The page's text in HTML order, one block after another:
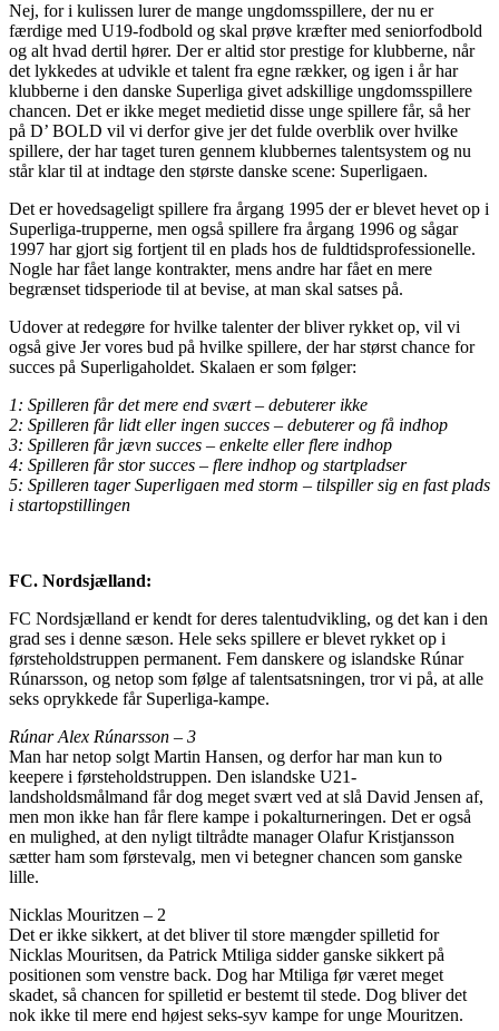
Nej, for i kulissen lurer de mange ungdomsspillere, der nu er
færdige med U19-fodbold og skal prøve kræfter med seniorfodbold
og alt hvad dertil hører. Der er altid stor prestige for klubberne, når
det lykkedes at udvikle et talent fra egne rækker, og igen i år har
klubberne i den danske Superliga givet adskillige ungdomsspillere
chancen. Det er ikke meget medietid disse unge spillere får, så her
på D’ BOLD vil vi derfor give jer det fulde overblik over hvilke
spillere, der har taget turen gennem klubbernes talentsystem og nu
står klar til at indtage den største danske scene: Superligaen.
Det er hovedsageligt spillere fra årgang 1995 der er blevet hevet op i
Superliga-trupperne, men også spillere fra årgang 1996 og sågar
1997 har gjort sig fortjent til en plads hos de fuldtidsprofessionelle.
Nogle har fået lange kontrakter, mens andre har fået en mere
begrænset tidsperiode til at bevise, at man skal satses på.
Udover at redegøre for hvilke talenter der bliver rykket op, vil vi
også give Jer vores bud på hvilke spillere, der har størst chance for
succes på Superligaholdet. Skalaen er som følger:
1: Spilleren får det mere end svært – debuterer ikke
2: Spilleren får lidt eller ingen succes – debuterer og få indhop
3: Spilleren får jævn succes – enkelte eller flere indhop
4: Spilleren får stor succes – flere indhop og startpladser
5: Spilleren tager Superligaen med storm – tilspiller sig en fast plads
i startopstillingen
FC. Nordsjælland:
FC Nordsjælland er kendt for deres talentudvikling, og det kan i den
grad ses i denne sæson. Hele seks spillere er blevet rykket op i
førsteholdstruppen permanent. Fem danskere og islandske Rúnar
Rúnarsson, og netop som følge af talentsatsningen, tror vi på, at alle
seks oprykkede får Superliga-kampe.
Rúnar Alex Rúnarsson – 3
Man har netop solgt Martin Hansen, og derfor har man kun to
keepere i førsteholdstruppen. Den islandske U21-
landsholdsmålmand får dog meget svært ved at slå David Jensen af,
men mon ikke han får flere kampe i pokalturneringen. Det er også
en mulighed, at den nyligt tiltrådte manager Olafur Kristjansson
sætter ham som førstevalg, men vi betegner chancen som ganske
lille.
Nicklas Mouritzen – 2
Det er ikke sikkert, at det bliver til store mængder spilletid for
Nicklas Mouritsen, da Patrick Mtiliga sidder ganske sikkert på
positionen som venstre back. Dog har Mtiliga før været meget
skadet, så chancen for spilletid er bestemt til stede. Dog bliver det
nok ikke til mere end højest seks-syv kampe for unge Mouritzen.